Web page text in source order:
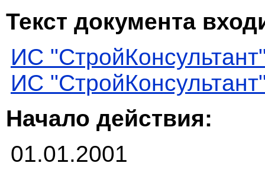
Текст документа
ИС
ИС
Начало действия:
01.01.2001